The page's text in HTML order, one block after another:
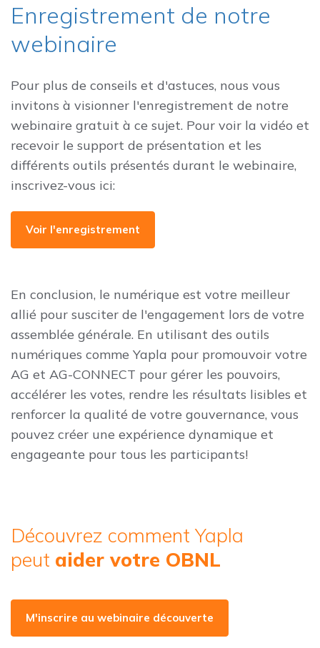
Enregistrement de notre
webinaire
Pour plus de conseils et d'astuces, nous vous
invitons à visionner l'enregistrement de notre
webinaire gratuit à ce sujet. Pour voir la vidéo et
recevoir le support de présentation et les
différents outils présentés durant le webinaire,
inscrivez-vous ici:
Voir l'enregistrement
En conclusion, le numérique est votre meilleur
allié pour susciter de l'engagement lors de votre
assemblée générale. En utilisant des outils
numériques comme Yapla pour promouvoir votre
AG et AG-CONNECT pour gérer les pouvoirs,
accélérer les votes, rendre les résultats lisibles et
renforcer la qualité de votre gouvernance, vous
pouvez créer une expérience dynamique et
engageante pour tous les participants!
Découvrez comment Yapla
peut aider votre OBNL
M'inscrire au webinaire découverte